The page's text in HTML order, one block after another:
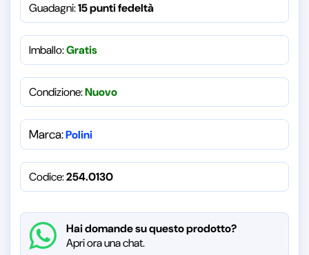
Guadagni:15 punti fedeltà
Imballo:Gratis
Condizione:Nuovo
Marca:Polini
Codice:254.0130
Hai domande su questo prodotto?
Apri ora una chat.